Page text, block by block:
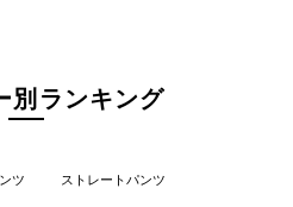
別ランキング
ツ ストレートパンツ